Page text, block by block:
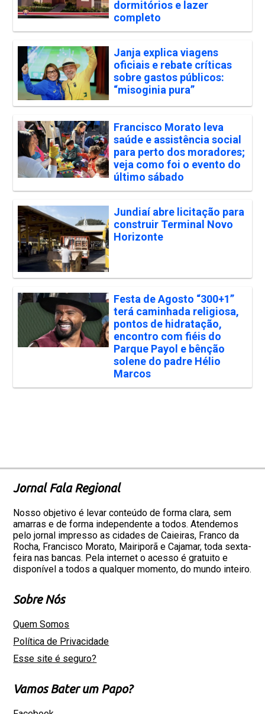
dormitórios e lazer
completo
Janja explica viagens
oficiais e rebate críticas
sobre gastos públicos:
“misoginia pura”
Francisco Morato leva
saúde e assistência social
para perto dos moradores;
veja como foi o evento do
último sábado
Jundiaí abre licitação para
construir Terminal Novo
Horizonte
Festa de Agosto “300+1”
terá caminhada religiosa,
pontos de hidratação,
encontro com fiéis do
Parque Payol e bênção
solene do padre Hélio
Marcos
Jornal Fala Regional
Nosso objetivo é levar conteúdo de forma clara, sem
amarras e de forma independente a todos. Atendemos
pelo jornal impresso as cidades de Caieiras, Franco da
Rocha, Francisco Morato, Mairiporã e Cajamar, toda sexta-
feira nas bancas. Pela internet o acesso é gratuito e
disponível a todos a qualquer momento, do mundo inteiro.
Sobre Nós
Quem Somos
Política de Privacidade
Esse site é seguro?
Vamos Bater um Papo?